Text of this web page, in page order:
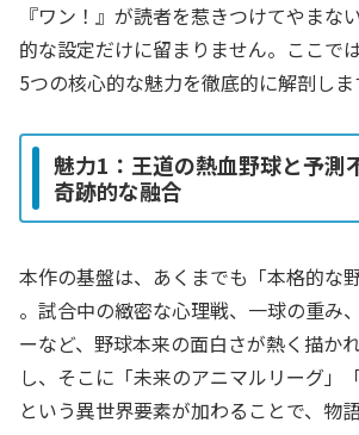
『ワン！』が読者を惹きつけてやまな
的な設定だけに留まりません。ここで
5つの核心的な魅力を徹底的に解剖しま
魅力1：王道の熱血野球と予測
奇跡的な融合
本作の基盤は、あくまでも「本格的な
。試合中の緻密な心理戦、一球の重み
ーなど、野球本来の面白さが熱く描か
し、そこに「未来のアニマルリーグ」
という異世界要素が加わることで、物